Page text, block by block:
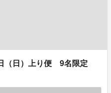
（日）上り便 9名限定